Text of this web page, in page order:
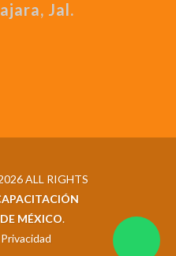
Jal.
ALL RIGHTS
MÉXICO.